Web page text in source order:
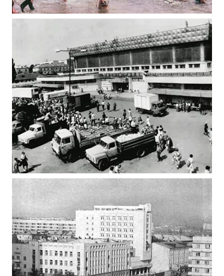
ГАГАРІНА 1980-1985 РОКІВ ВІД Н. А.
АЛЕКСАНДРОВА
Фото Житомир (1980-1990)
ЖИТНІЙ РИНОК ЖИТОМИР 90-ТІ
Фото Житомир (1980-1990)